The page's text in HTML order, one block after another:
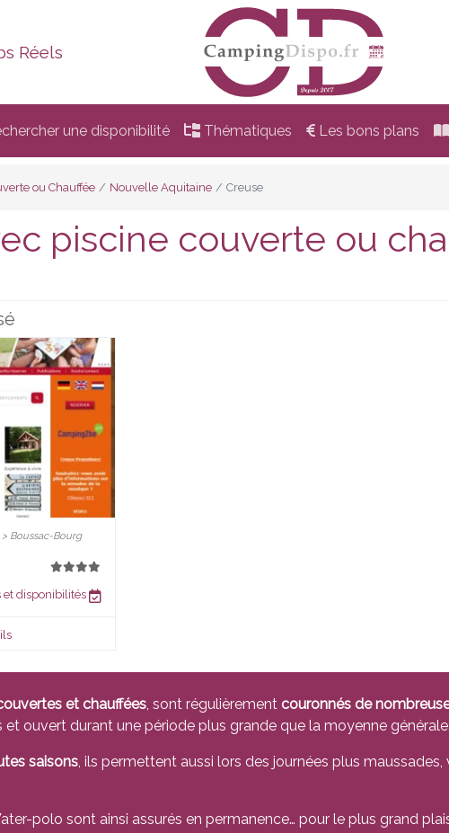
Réels
une disponibilité Thématiques Les bons plans
ou Chauffée Nouvelle Aquitaine Creuse
piscine couverte ou
Boussac-Bourg
et disponibilités
et chauffées, sont régulièrement couronnés de
ouvert durant une période plus grande que la moyenne générale.
saisons, ils permettent aussi lors des journées plus
polo sont ainsi assurés en permanence… pour le plus grand